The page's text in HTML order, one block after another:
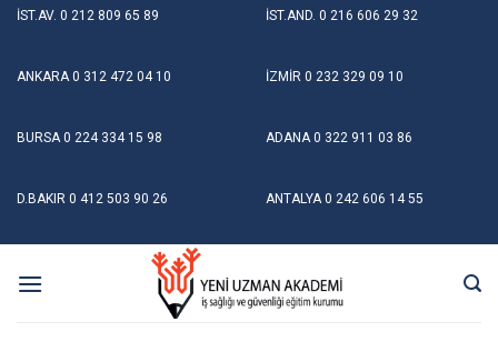
Skip
content
İST.AV. 0 212 809 65 89 İST.AND. 0 216 606 29 32
ANKARA0 312 472 04 10 İZMİR 0 232 329 09 10
BURSA0 224 334 15 98 ADANA0 322 911 03 86
D.BAKIR 0 412 503 90 26 ANTALYA0 242 606 14 55